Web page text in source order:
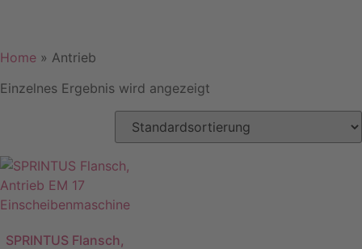
Home » Antrieb
Einzelnes Ergebnis wird angezeigt
SPRINTUS Flansch,